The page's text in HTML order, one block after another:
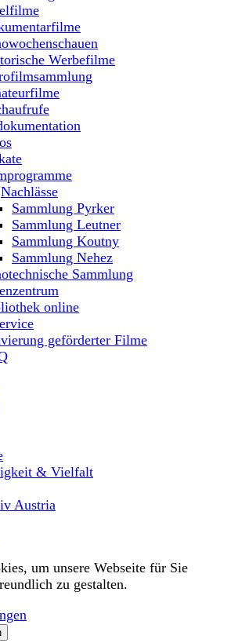
Werbefilme
Nachlässe
Sammlung Pyrker
Sammlung Leutner
Sammlung Koutny
Sammlung Nehez
Sammlung
online
geförderter Filme
& Vielfalt
Austria
um unsere Webseite für Sie
zu gestalten.